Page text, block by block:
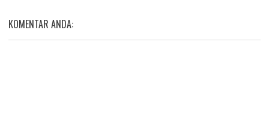
KOMENTAR ANDA: